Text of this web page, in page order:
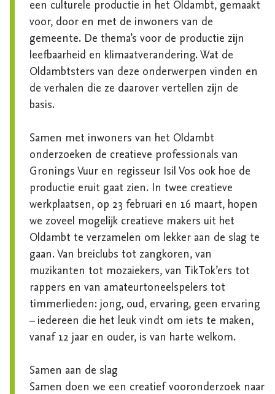
een culturele productie in het Oldambt, gemaakt
voor, door en met de inwoners van de
gemeente. De thema’s voor de productie zijn
leefbaarheid en klimaatverandering. Wat de
Oldambtsters van deze onderwerpen vinden en
de verhalen die ze daarover vertellen zijn de
basis.
Samen met inwoners van het Oldambt
onderzoeken de creatieve professionals van
Gronings Vuur en regisseur Isil Vos ook hoe de
productie eruit gaat zien. In twee creatieve
werkplaatsen, op 23 februari en 16 maart, hopen
we zoveel mogelijk creatieve makers uit het
Oldambt te verzamelen om lekker aan de slag te
gaan. Van breiclubs tot zangkoren, van
muzikanten tot mozaiekers, van TikTok’ers tot
rappers en van amateurtoneelspelers tot
timmerlieden: jong, oud, ervaring, geen ervaring
– iedereen die het leuk vindt om iets te maken,
vanaf 12 jaar en ouder, is van harte welkom.
Samen aan de slag
Samen doen we een creatief vooronderzoek naar